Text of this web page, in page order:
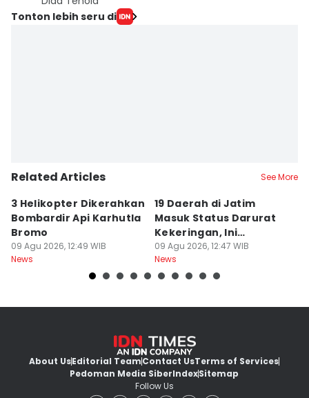
Tonton lebih seru di
Related Articles See More
3 Helikopter Dikerahkan
Bombardir Api Karhutla
Bromo
09 Agu 2026, 12:49 WIB
News
19 Daerah di Jatim
Masuk Status Darurat
Kekeringan, Ini
Daftarnya
09 Agu 2026, 12:47 WIB
News
About UsEditorial TeamContact UsTerms of Services
Pedoman Media SiberIndexSitemap
Follow Us